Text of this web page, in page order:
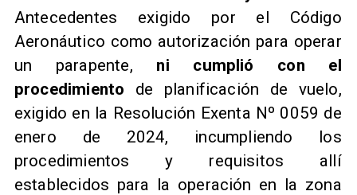
Antecedentes exigido por el Código
Aeronáutico como autorización para operar
un parapente, ni cumplió con el
procedimiento de planificación de vuelo,
exigido en la Resolución Exenta Nº 0059 de
enero de 2024, incumpliendo los
procedimientos y requisitos allí
establecidos para la operación en la zona